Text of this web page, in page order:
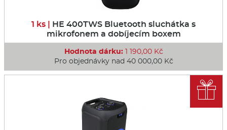
1 ks | HE 400TWS Bluetooth sluchátka s
mikrofonem a dobíjecím boxem
Hodnota dárku:1 190,00 Kč
Pro objednávky nad 40 000,00 Kč
